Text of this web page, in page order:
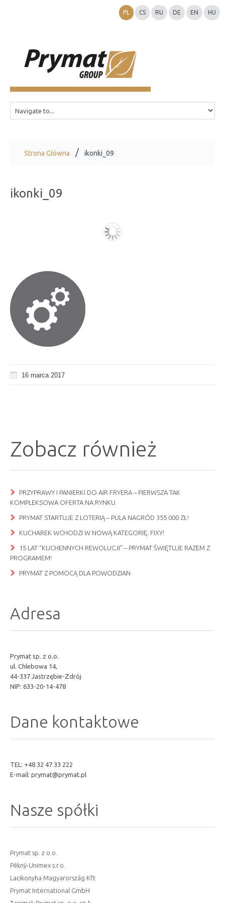
PL CS RU DE EN HU
Strona Główna ikonki_09
ikonki_09
16 marca 2017
Zobacz również
PRZYPRAWY I PANIERKI DO AIR FRYERA – PIERWSZA TAK
KOMPLEKSOWA OFERTA NA RYNKU
PRYMAT STARTUJE Z LOTERIĄ – PULA NAGRÓD 355 000 ZŁ!
KUCHAREK WCHODZI W NOWĄ KATEGORIĘ: FIXY!
15 LAT “KUCHENNYCH REWOLUCJI” – PRYMAT ŚWIĘTUJE RAZEM Z
PROGRAMEM!
PRYMAT Z POMOCĄ DLA POWODZIAN
Adresa
Prymat sp. z o.o.
ul. Chlebowa 14,
44-337 Jastrzębie-Zdrój
NIP: 633-20-14-478
Dane kontaktowe
TEL: +48 32 47 33 222
E-mail: prymat@prymat.pl
Nasze spółki
Prymat sp. z o.o.
Pěkný-Unimex s.r.o.
Lacikonyha Magyarország Kft.
Prymat International GmbH